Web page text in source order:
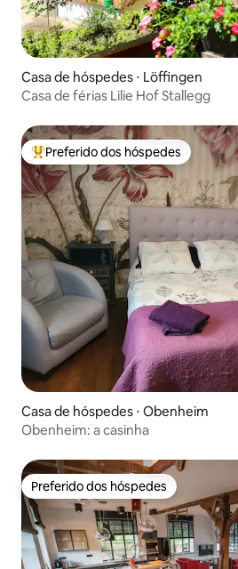
Casa de hóspedes ⋅ Löffingen
Casa de férias Lilie Hof Stallegg
Entre os melhores preferidos dos
Preferido dos hóspedes
Casa de hóspedes ⋅ Obenheim
Obenheim: a casinha
Preferido dos hóspedes
Preferido dos hóspedes